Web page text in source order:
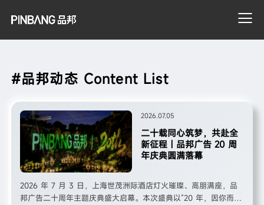
#品邦动态 Content List
2026.07.05
二十载同心筑梦，共赴全
新征程｜品邦广告 20 周
年庆典圆满落幕
2026 年 7 月 3 日，上海世茂洲际酒店灯火璀璨、高朋满座，品
邦广告二十周年主题庆典盛大启幕。本次盛典以“20 年，因你而精